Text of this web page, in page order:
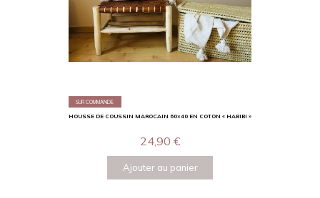
SUR COMMANDE
HOUSSE DE COUSSIN MAROCAIN 60×40 EN COTON « HABIBI »
24,90 €
Ajouter au panier